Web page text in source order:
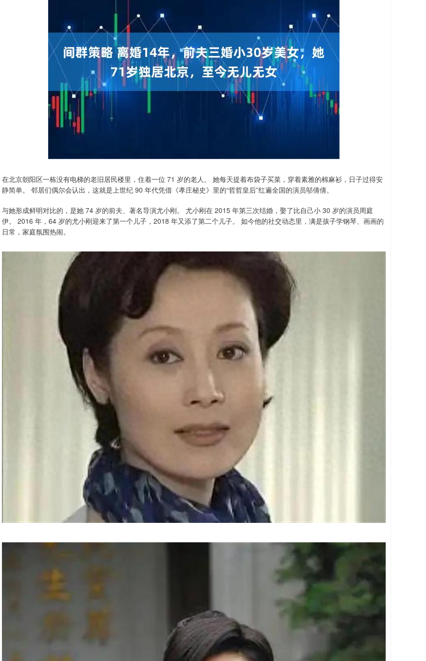
在北京朝阳区一栋没有电梯的老旧居民楼里，住着一位 71 岁的老人。 她每天提着布袋子买菜，穿着素雅的棉麻衫，日子过得安
静简单。 邻居们偶尔会认出，这就是上世纪 90 年代凭借《孝庄秘史》里的“哲哲皇后”红遍全国的演员邬倩倩。
与她形成鲜明对比的，是她 74 岁的前夫、著名导演尤小刚。 尤小刚在 2015 年第三次结婚，娶了比自己小 30 岁的演员周庭
伊。 2016 年，64 岁的尤小刚迎来了第一个儿子，2018 年又添了第二个儿子。 如今他的社交动态里，满是孩子学钢琴、画画的
日常，家庭氛围热闹。